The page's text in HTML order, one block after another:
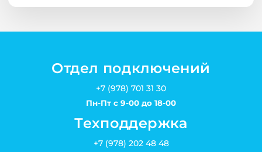
Отдел подключений
+7 (978) 701 31 30
Пн-Пт с 9-00 до 18-00
Техподдержка
+7 (978) 202 48 48